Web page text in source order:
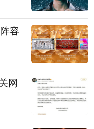
容
网